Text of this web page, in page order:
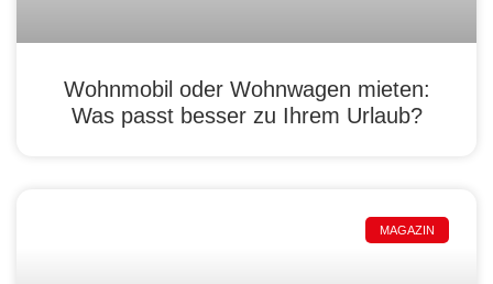
Wohnmobil oder Wohnwagen mieten:
Was passt besser zu Ihrem Urlaub?
MAGAZIN